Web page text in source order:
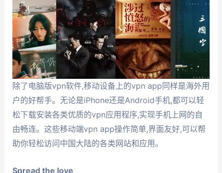
除了电脑版vpn软件,移动设备上的vpn app同样是海外用
户的好帮手。无论是iPhone还是Android手机,都可以轻
松下载安装各类优质的vpn应用程序,实现手机上网的自
由畅连。这些移动端vpn app操作简单,界面友好,可以帮
助你轻松访问中国大陆的各类网站和应用。
Spread the love